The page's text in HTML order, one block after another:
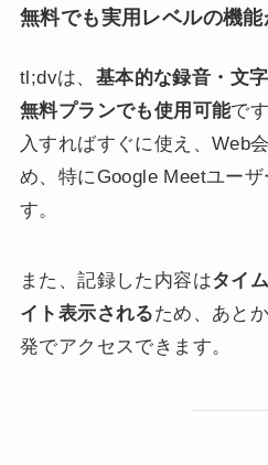
無料でも実用レベルの機
tl;dvは、 基本的な録音・文
無料プランでも使用可能で
入すればすぐに使え、Web
め、特にGoogle Meetユー
す。
また、記録した内容はタイ
イト表示されるため、あと
発でアクセスできます。